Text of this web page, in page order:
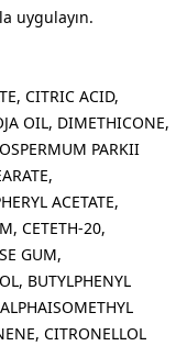
uygulayın.
CITRIC ACID,
OIL, DIMETHICONE,
PARKII
ACETATE,
CETETH-20,
GUM,
BUTYLPHENYL
CITRONELLOL